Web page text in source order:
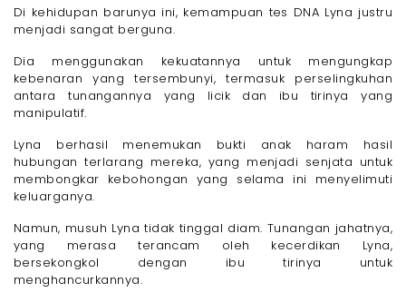
Di kehidupan barunya ini, kemampuan tes DNA Lyna justru
menjadi sangat berguna.
Dia menggunakan kekuatannya untuk mengungkap
kebenaran yang tersembunyi, termasuk perselingkuhan
antara tunangannya yang licik dan ibu tirinya yang
manipulatif.
Lyna berhasil menemukan bukti anak haram hasil
hubungan terlarang mereka, yang menjadi senjata untuk
membongkar kebohongan yang selama ini menyelimuti
keluarganya.
Namun, musuh Lyna tidak tinggal diam. Tunangan jahatnya,
yang merasa terancam oleh kecerdikan Lyna,
bersekongkol dengan ibu tirinya untuk
menghancurkannya.